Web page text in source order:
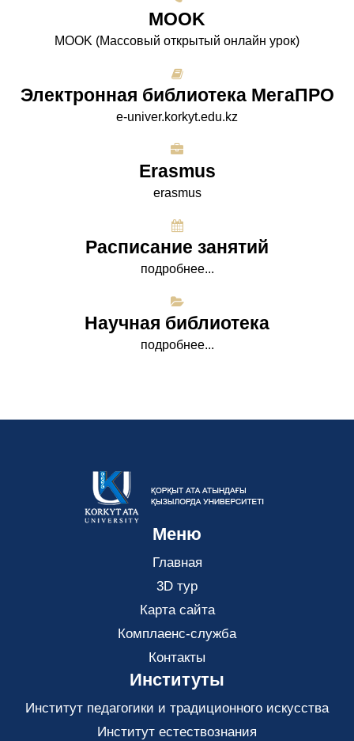
МООK
МООK (Массовый открытый онлайн урок)
Электронная библиотека МегаПРО
e-univer.korkyt.edu.kz
Erasmus
erasmus
Расписание занятий
подробнее...
Научная библиотека
подробнее...
Меню
Главная
3D тур
Карта сайта
Комплаенс-служба
Контакты
Институты
Институт педагогики и традиционного искусства
Институт естествознания